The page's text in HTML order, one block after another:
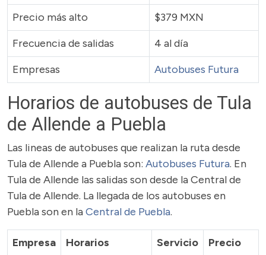
Precio más alto
$379 MXN
Frecuencia de salidas
4 al día
Empresas
Autobuses Futura
Horarios de autobuses de Tula
de Allende a Puebla
Las lineas de autobuses que realizan la ruta desde
Tula de Allende a Puebla son: Autobuses Futura. En
Tula de Allende las salidas son desde la Central de
Tula de Allende. La llegada de los autobuses en
Puebla son en laCentral de Puebla.
Empresa Horarios Servicio
Precio